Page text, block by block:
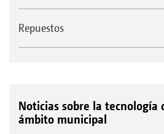
Repuestos
Noticias sobre la tecnología
ámbito municipal